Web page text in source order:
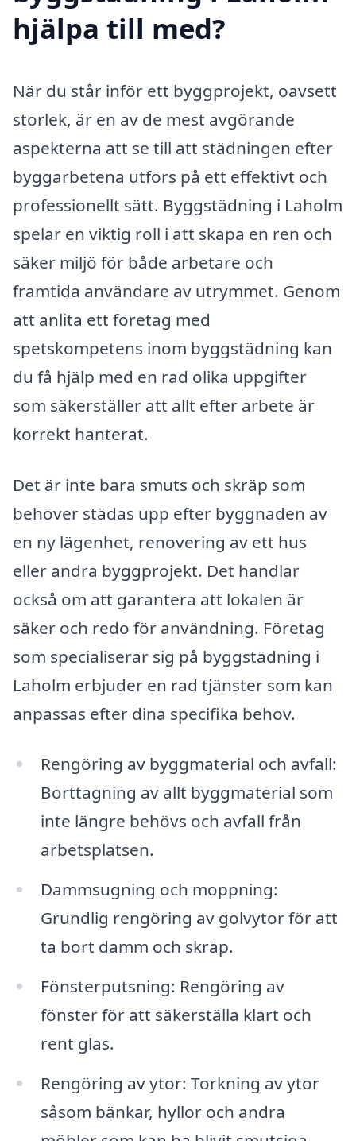
hjälpa till med?
När du står inför ett byggprojekt, oavsett
storlek, är en av de mest avgörande
aspekterna att se till att städningen efter
byggarbetena utförs på ett effektivt och
professionellt sätt. Byggstädning i Laholm
spelar en viktig roll i att skapa en ren och
säker miljö för både arbetare och
framtida användare av utrymmet. Genom
att anlita ett företag med
spetskompetens inom byggstädning kan
du få hjälp med en rad olika uppgifter
som säkerställer att allt efter arbete är
korrekt hanterat.
Det är inte bara smuts och skräp som
behöver städas upp efter byggnaden av
en ny lägenhet, renovering av ett hus
eller andra byggprojekt. Det handlar
också om att garantera att lokalen är
säker och redo för användning. Företag
som specialiserar sig på byggstädning i
Laholm erbjuder en rad tjänster som kan
anpassas efter dina specifika behov.
Rengöring av byggmaterial och avfall:
Borttagning av allt byggmaterial som
inte längre behövs och avfall från
arbetsplatsen.
Dammsugning och moppning:
Grundlig rengöring av golvytor för att
ta bort damm och skräp.
Fönsterputsning: Rengöring av
fönster för att säkerställa klart och
rent glas.
Rengöring av ytor: Torkning av ytor
såsom bänkar, hyllor och andra